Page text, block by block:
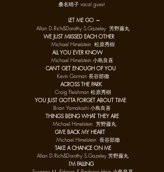
桑名晴子 vocal guest
LET ME GO ～
Allan D.Rich&Dorothy S.Gazeley 芳野藤丸
WE JUST MIISSED EACH OTHER
Michael Himelstein 松原秀樹
ALL YOU EVER KNOW
Michael Himelstein 小島良喜
CAN'T GET ENOUGH OF YOU
Kevin Gorman 長谷部徹
ACROSS THE PARK
Craig Fleishman 松原秀樹
YOU JUST GOTTA FORGET ABOUT TIME
Brian Yamakoshi 小島良喜
THINGS BEING WHAT THEY ARE
Michael Himelstein 芳野藤丸
GIVE BACK MY HEART
Michael Himelstein 長谷部徹
TAKE A CHANCE ON ME
Allan D.Rich&Dorothy S.Gazeley 芳野藤丸
I'M FALLING